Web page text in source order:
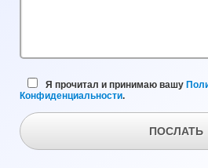
Я прочитал и принимаю вашу
Конфиденциальности.
ПОСЛАТЬ